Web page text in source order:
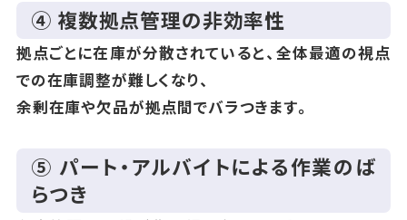
④ 複数拠点管理の非効率性
拠点ごとに在庫が分散されていると、全体最適の視点
での在庫調整が難しくなり、
余剰在庫や欠品が拠点間でバラつきます。
⑤ パート・アルバイトによる作業のば
らつき